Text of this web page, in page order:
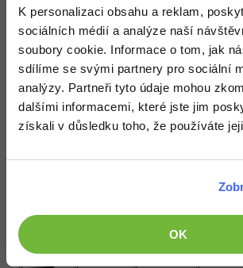
K personalizaci obsahu a reklam,
sociálních médií a analýze naší
soubory cookie. Informace o tom, jak
sdílíme se svými partnery pro sociální
analýzy. Partneři tyto údaje mohou
dalšími informacemi, které jste jim
získali v důsledku toho, že používáte
OK
Výsledek:
Jednoduchá tabulka
file:///C:/User­s/David/
bulka.html